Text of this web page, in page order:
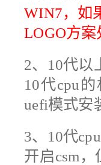
WIN7，如
LOGO方案
2、10代以
10代cpu
uefi模式安
3、10代
开启csm